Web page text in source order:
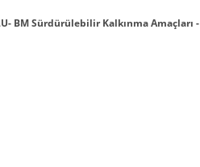
BM Sürdürülebilir Kalkınma Amaçları